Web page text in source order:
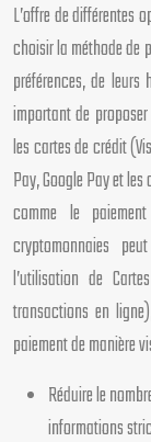
L’offre de différentes
choisir la méthode de
préférences, de
important de
les cartes de crédit
Pay, Google Pay et
comme le
cryptomonnaies
l’utilisation de
transactions en
paiement de manière
Réduire le
informations